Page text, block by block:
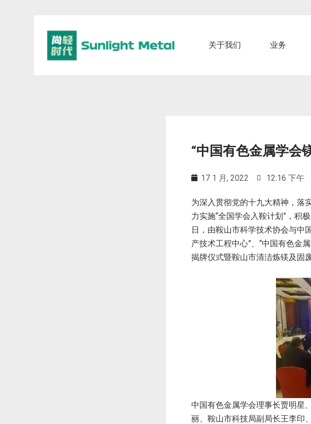
关于我们 业务
“中国有色金属学会
17 1 月, 2022 12:16 下午
为深入贯彻党的十九大精神，落
力实施“全国学会入鞍计划”，积
日，由鞍山市科学技术协会与中
产技术工程中心”、“中国有色金
揭牌仪式暨鞍山市清洁炼镁及固
中国有色金属学会理事长贾明星
丽、鞍山市科技局副局长王李印